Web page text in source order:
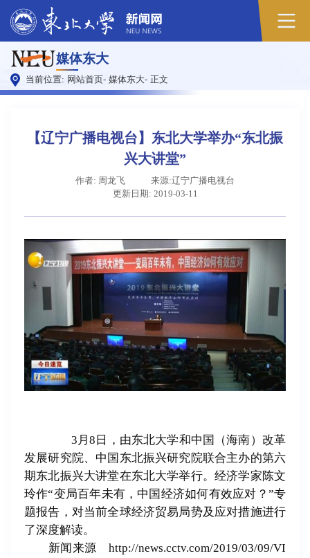
媒体东大
当前位置: 网站首页- 媒体东大- 正文
【辽宁广播电视台】东北大学举办“东北振
兴大讲堂”
作者: 周龙飞
来源:辽宁广播电视台
更新日期: 2019-03-11
3月8日，由东北大学和中国（海南）改革
发展研究院、中国东北振兴研究院联合主办的第六
期东北振兴大讲堂在东北大学举行。经济学家陈文
玲作“变局百年未有，中国经济如何有效应对？”专
题报告，对当前全球经济贸易局势及应对措施进行
了深度解读。
新闻来源 http://news.cctv.com/2019/03/09/VI
原